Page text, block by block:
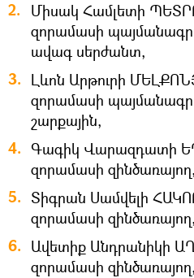
Միսակ Համլետի
զորամասի
ավագ սերժանտ,
Լևոն Արթուրի
զորամասի
շարքային,
Գագիկ Վարազդատի
զորամասի
Տիգրան Սամվելի
զորամասի
Ավետիք Անդրանիկի
զորամասի